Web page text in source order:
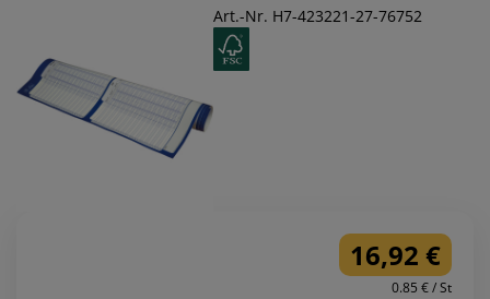
Art.-Nr. H7-423221-27-76752
16,92 €
0.85 € / St